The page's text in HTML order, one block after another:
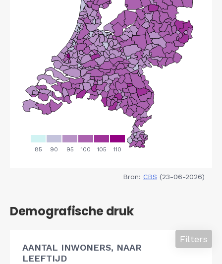
Bron: CBS (23-06-2026)
Demografische druk
AANTAL INWONERS, NAAR
LEEFTIJD
Filters